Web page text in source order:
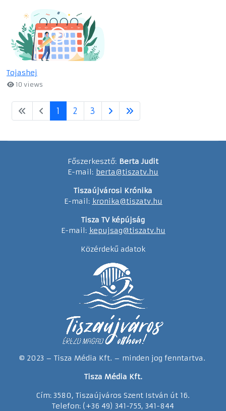
Tojashej
10 views
1 2 3
Főszerkesztő: Berta Judit
E-mail: berta@tiszatv.hu
Tiszaújvárosi Krónika
E-mail: kronika@tiszatv.hu
Tisza TV képújság
E-mail: kepujsag@tiszatv.hu
Közérdekű adatok
© 2023 – Tisza Média Kft. – minden jog fenntartva.
Tisza Média Kft.
Cím: 3580, Tiszaújváros Szent István út 16.
Telefon: (+36 49) 341-755, 341-844